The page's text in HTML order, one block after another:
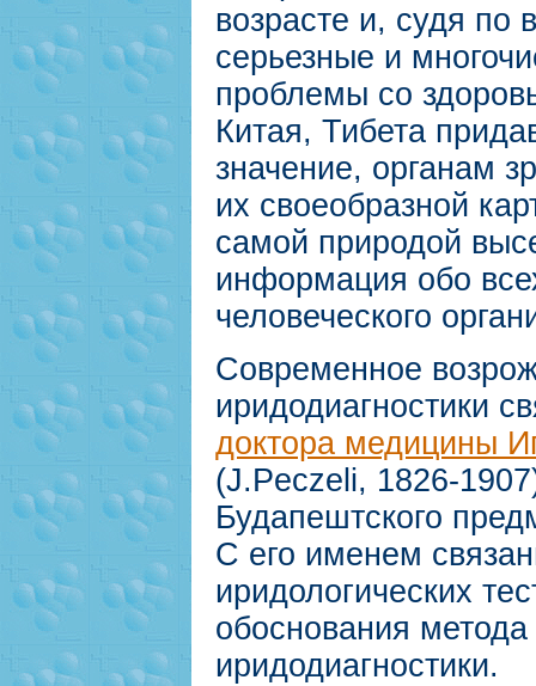
возрасте и, судя по
серьезные и
проблемы со
Китая, Тибета
значение, органам
их своеобразной
самой природой
информация обо
человеческого
Современное
иридодиагностики
доктора медицины
(J.Peczeli, 1826-
Будапештского
С его именем
иридологических
обоснования метода
иридодиагностики.